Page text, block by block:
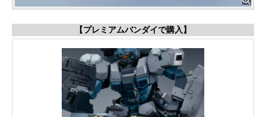
【プレミアムバンダイで購入】